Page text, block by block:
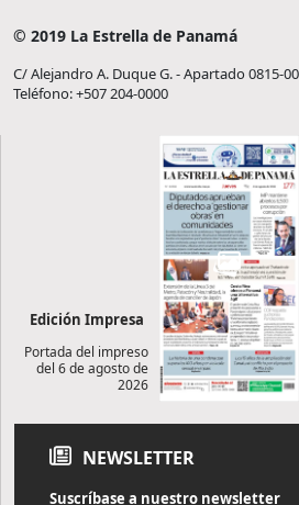
© 2019 La Estrella de Panamá
C/ Alejandro A. Duque G. - Apartado 0815-
Teléfono: +507 204-0000
Edición Impresa
Portada del impreso
del 6 de agosto de
2026
NEWSLETTER
Suscríbase a nuestro newsletter